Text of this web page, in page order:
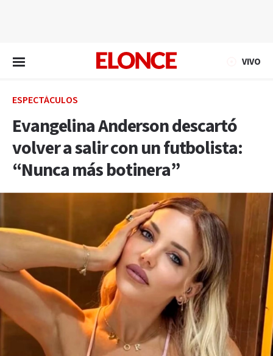
VIVO
ESPECTÁCULOS
Evangelina Anderson descartó
volver a salir con un futbolista:
“Nunca más botinera”